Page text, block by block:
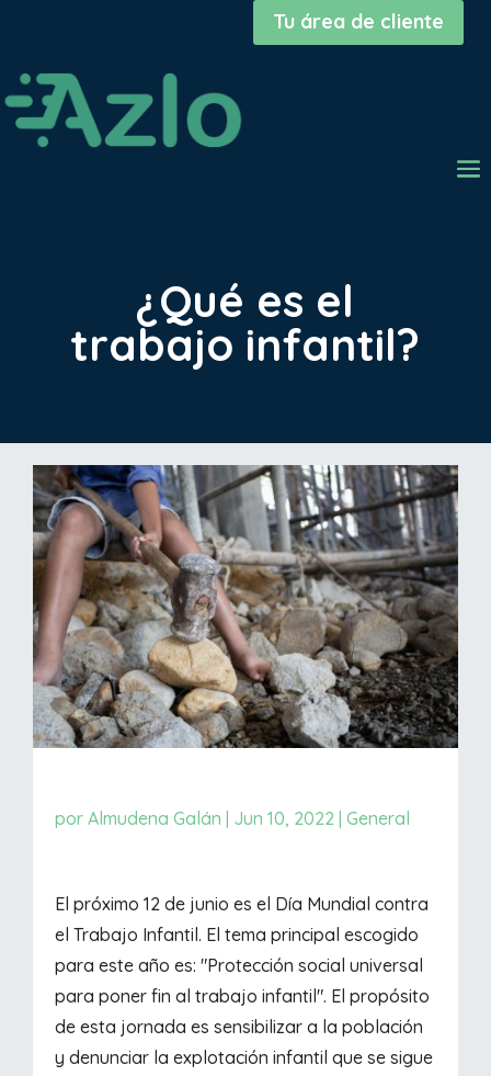
Tu área de cliente
¿Qué es el
trabajo infantil?
porAlmudena Galán Jun 10, 2022 |General
El próximo 12 de junio es el Día Mundial contra
el Trabajo Infantil. El tema principal escogido
para este año es: "Protección social universal
para poner fin al trabajo infantil". El propósito
de esta jornada es sensibilizar a la población
y denunciar la explotación infantil que se sigue